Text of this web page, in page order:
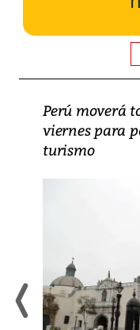
Perú moverá
viernes para
turismo